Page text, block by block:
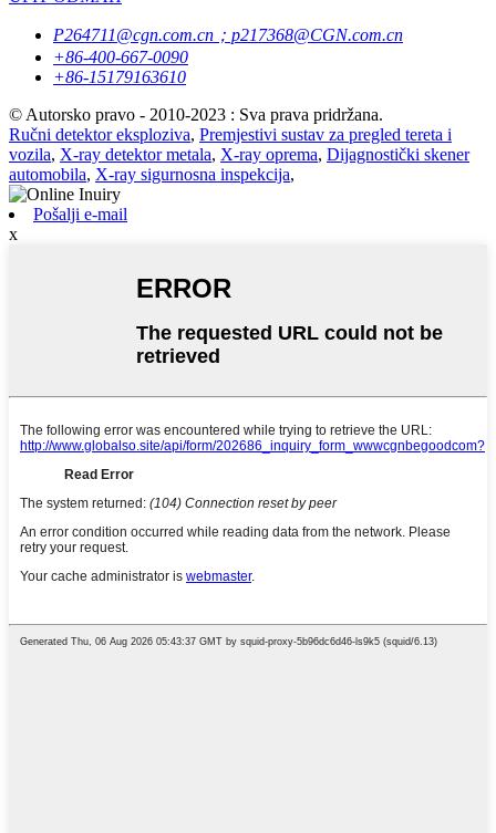
P264711@cgn.com.cn；p217368@CGN.com.cn
+86-400-667-0090
+86-15179163610
© Autorsko pravo - 2010-2023 : Sva prava pridržana.
Ručni detektor eksploziva, Premjestivi sustav za pregled tereta i
vozila, X-ray detektor metala, X-ray oprema, Dijagnostički skener
automobila, X-ray sigurnosna inspekcija,
Pošalji e-mail
x